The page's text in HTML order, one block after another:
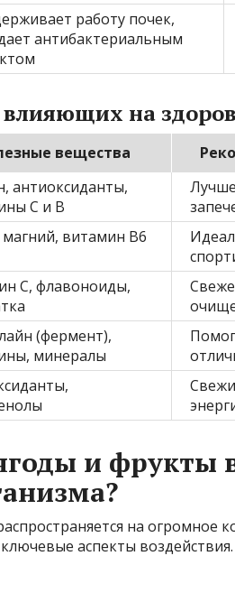
работу почек,
антибактериальным
на
вещества
антиоксиданты,
С и В
магний, витамин В6
С, флавоноиды,
(фермент),
минералы
и фрукты
на огромное
аспекты воздействия.